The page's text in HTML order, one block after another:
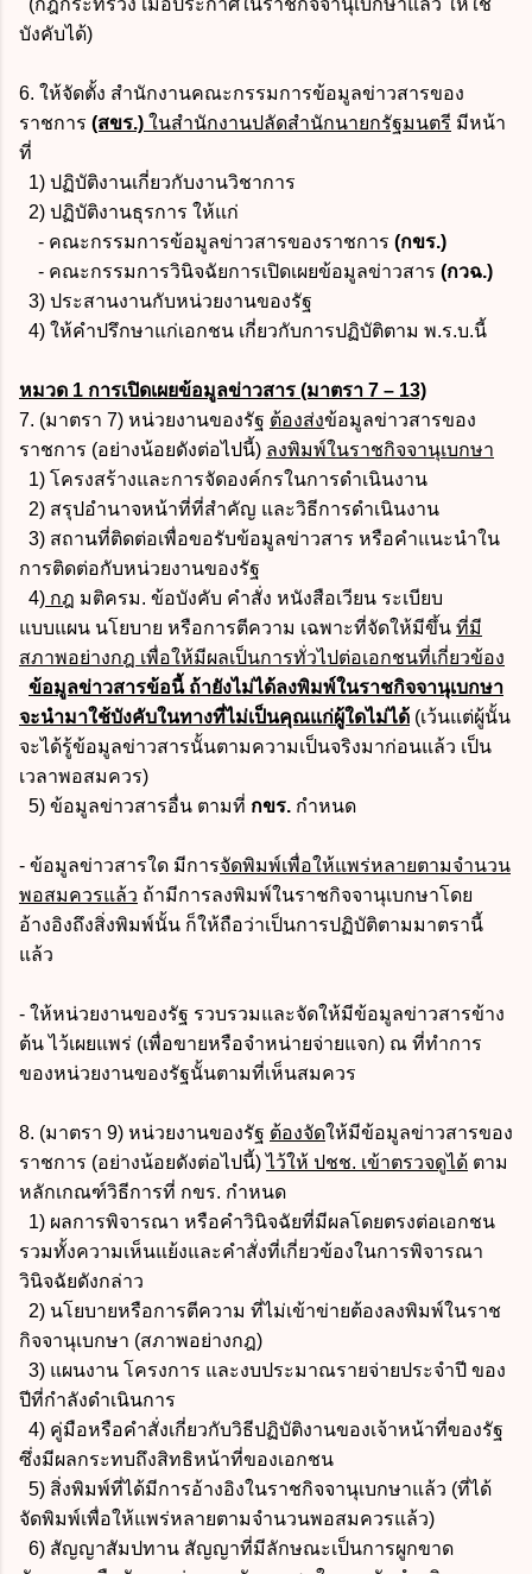
(กฎกระทรวง เมื่อประกาศในราชกิจจานุเบกษาแล้ว ให้ใช้
บังคับได้)
6. ให้จัดตั้ง สำนักงานคณะกรรมการข้อมูลข่าวสารของ
ราชการ (สขร.) ในสำนักงานปลัดสำนักนายกรัฐมนตรี มีหน้า
ที่
1) ปฏิบัติงานเกี่ยวกับงานวิชาการ
2) ปฏิบัติงานธุรการ ให้แก่
- คณะกรรมการข้อมูลข่าวสารของราชการ (กขร.)
- คณะกรรมการวินิจฉัยการเปิดเผยข้อมูลข่าวสาร (กวฉ.)
3) ประสานงานกับหน่วยงานของรัฐ
4) ให้คำปรึกษาแก่เอกชน เกี่ยวกับการปฏิบัติตาม พ.ร.บ.นี้
หมวด 1 การเปิดเผยข้อมูลข่าวสาร (มาตรา 7 – 13)
7. (มาตรา 7) หน่วยงานของรัฐ ต้องส่งข้อมูลข่าวสารของ
ราชการ (อย่างน้อยดังต่อไปนี้) ลงพิมพ์ในราชกิจจานุเบกษา
1) โครงสร้างและการจัดองค์กรในการดำเนินงาน
2) สรุปอำนาจหน้าที่ที่สำคัญ และวิธีการดำเนินงาน
3) สถานที่ติดต่อเพื่อขอรับข้อมูลข่าวสาร หรือคำแนะนำใน
การติดต่อกับหน่วยงานของรัฐ
4) กฎ มติครม. ข้อบังคับ คำสั่ง หนังสือเวียน ระเบียบ
แบบแผน นโยบาย หรือการตีความ เฉพาะที่จัดให้มีขึ้น ที่มี
สภาพอย่างกฎ เพื่อให้มีผลเป็นการทั่วไปต่อเอกชนที่เกี่ยวข้อง
ข้อมูลข่าวสารข้อนี้ ถ้ายังไม่ได้ลงพิมพ์ในราชกิจจานุเบกษา
จะนำมาใช้บังคับในทางที่ไม่เป็นคุณแก่ผู้ใดไม่ได้ (เว้นแต่ผู้นั้น
จะได้รู้ข้อมูลข่าวสารนั้นตามความเป็นจริงมาก่อนแล้ว เป็น
เวลาพอสมควร)
5) ข้อมูลข่าวสารอื่น ตามที่ กขร. กำหนด
- ข้อมูลข่าวสารใด มีการจัดพิมพ์เพื่อให้แพร่หลายตามจำนวน
พอสมควรแล้ว ถ้ามีการลงพิมพ์ในราชกิจจานุเบกษาโดย
อ้างอิงถึงสิ่งพิมพ์นั้น ก็ให้ถือว่าเป็นการปฏิบัติตามมาตรานี้
แล้ว
- ให้หน่วยงานของรัฐ รวบรวมและจัดให้มีข้อมูลข่าวสารข้าง
ต้น ไว้เผยแพร่ (เพื่อขายหรือจำหน่ายจ่ายแจก) ณ ที่ทำการ
ของหน่วยงานของรัฐนั้นตามที่เห็นสมควร
8. (มาตรา 9) หน่วยงานของรัฐ ต้องจัดให้มีข้อมูลข่าวสารของ
ราชการ (อย่างน้อยดังต่อไปนี้)ไว้ให้ ปชช. เข้าตรวจดูได้ ตาม
หลักเกณฑ์วิธีการที่ กขร. กำหนด
1) ผลการพิจารณา หรือคำวินิจฉัยที่มีผลโดยตรงต่อเอกชน
รวมทั้งความเห็นแย้งและคำสั่งที่เกี่ยวข้องในการพิจารณา
วินิจฉัยดังกล่าว
2) นโยบายหรือการตีความ ที่ไม่เข้าข่ายต้องลงพิมพ์ในราช
กิจจานุเบกษา (สภาพอย่างกฎ)
3) แผนงาน โครงการ และงบประมาณรายจ่ายประจำปี ของ
ปีที่กำลังดำเนินการ
4) คู่มือหรือคำสั่งเกี่ยวกับวิธีปฏิบัติงานของเจ้าหน้าที่ของรัฐ
ซึ่งมีผลกระทบถึงสิทธิหน้าที่ของเอกชน
5) สิ่งพิมพ์ที่ได้มีการอ้างอิงในราชกิจจานุเบกษาแล้ว (ที่ได้
จัดพิมพ์เพื่อให้แพร่หลายตามจำนวนพอสมควรแล้ว)
6) สัญญาสัมปทาน สัญญาที่มีลักษณะเป็นการผูกขาด